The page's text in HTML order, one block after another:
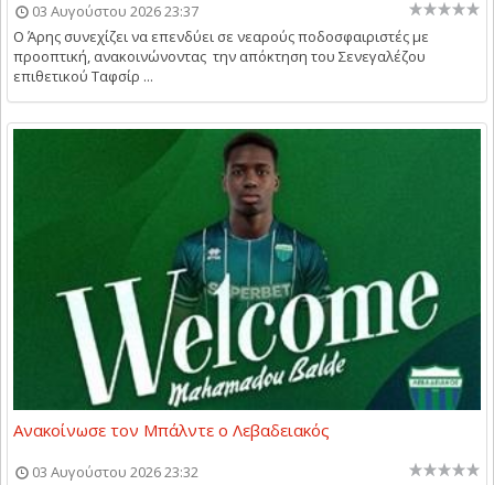
03 Αυγούστου 2026 23:37
Ο Άρης συνεχίζει να επενδύει σε νεαρούς ποδοσφαιριστές με
προοπτική, ανακοινώνοντας την απόκτηση του Σενεγαλέζου
επιθετικού Ταφσίρ ...
Ανακοίνωσε τον Μπάλντε ο Λεβαδειακός
03 Αυγούστου 2026 23:32